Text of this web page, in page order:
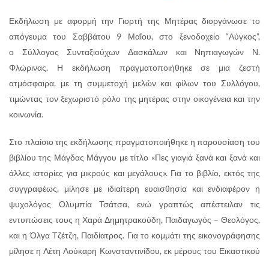
Εκδήλωση με αφορμή την Γιορτή της Μητέρας διοργάνωσε το
απόγευμα του Σαββάτου 9 Μαΐου, στο ξενοδοχείο “Λύγκος”,
ο Σύλλογος Συνταξιούχων Δασκάλων και Νηπιαγωγών Ν.
Φλώρινας. Η εκδήλωση πραγματοποιήθηκε σε μια ζεστή
ατμόσφαιρα, με τη συμμετοχή μελών και φίλων του Συλλόγου,
τιμώντας τον ξεχωριστό ρόλο της μητέρας στην οικογένεια και την
κοινωνία.
Στο πλαίσιο της εκδήλωσης πραγματοποιήθηκε η παρουσίαση του
βιβλίου της Μάγδας Μάγγου με τίτλο «Πες γιαγιά ξανά και ξανά και
άλλες ιστορίες για μικρούς και μεγάλους». Για το βιβλίο, εκτός της
συγγραφέως, μίλησε με ιδιαίτερη ευαισθησία και ενδιαφέρον η
ψυχολόγος Ολυμπία Τσάτσα, ενώ γραπτώς απέστειλαν τις
εντυπώσεις τους η Χαρά Δημητρακούδη, Παιδαγωγός – Θεολόγος,
και η Όλγα Τζέτζη, Παιδίατρος. Για το κομμάτι της εικονογράφησης
μίλησε η Λέτη Λούκαρη Κωνσταντινίδου, εκ μέρους του Εικαστικού